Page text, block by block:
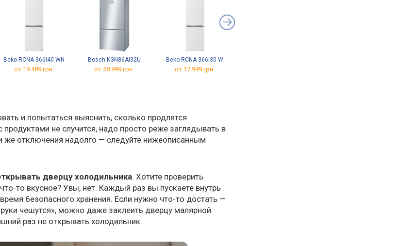
Beko RCNA 366I40 WN
от 19 489 грн.
Bosch KGN86AI32U
от 58 999 грн.
Beko RCNA 366I30 W
от 17 999 грн.
и попытаться выяснить, сколько продлятся
продуктами не случится, надо просто реже заглядывать в
же отключения надолго — следуйте нижеописанным
дверцу холодильника. Хотите проверить
то вкусное? Увы, нет. Каждый раз вы пускаете внутрь
безопасного хранения. Если нужно что-то достать —
чешутся», можно даже заклеить дверцу малярной
раз не открывать холодильник.